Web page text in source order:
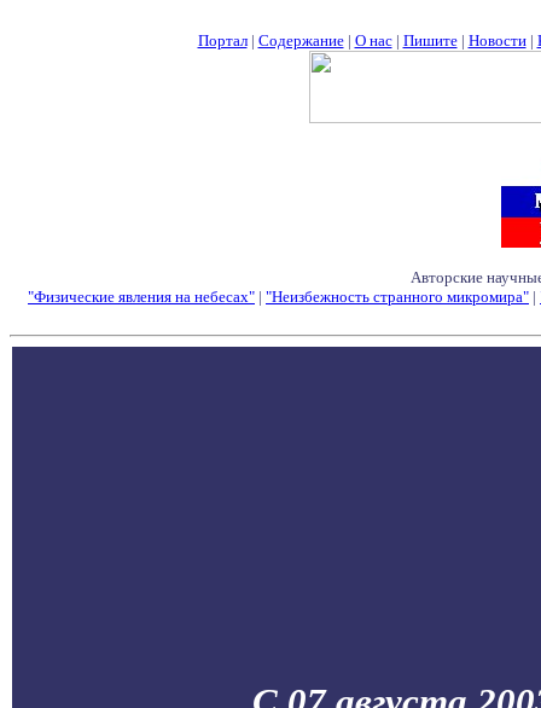
Портал| Содержание| О нас| Пишите| Новости|
Авторские
"Физические явления на небесах" | "Неизбежность странного микромира" |